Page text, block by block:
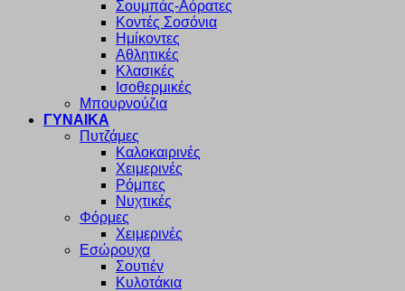
Σουμπάς-Αόρατες
Κοντές Σοσόνια
Ημίκοντες
Αθλητικές
Κλασικές
Ισοθερμικές
Μπουρνούζια
ΓΥΝΑΙΚΑ
Πυτζάμες
Καλοκαιρινές
Χειμερινές
Ρόμπες
Νυχτικές
Φόρμες
Χειμερινές
Εσώρουχα
Σουτιέν
Κυλοτάκια